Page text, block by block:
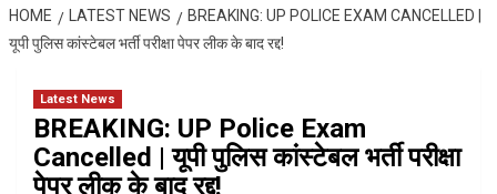
HOME LATEST NEWS
BREAKING: UP POLICE EXAM CANCELLED |
यूपी पुलिस कांस्टेबल भर्ती परीक्षा पेपर लीक के बाद रद्द!
Latest News
BREAKING: UP Police Exam
Cancelled | यूपी पुलिस कांस्टेबल भर्ती परीक्षा
पेपर लीक के बाद रद्द!